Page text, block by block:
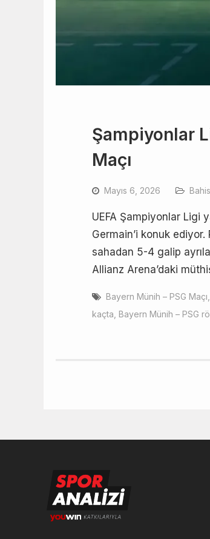
Şampiyonlar
Maçı
Mayıs 6, 2026
UEFA Şampiyonlar Ligi
Germain’i konuk
sahadan 5-4 galip
Allianz Arena’daki
Bayern Münih – PSG Maçı
kaçta Bayern Münih – PSG